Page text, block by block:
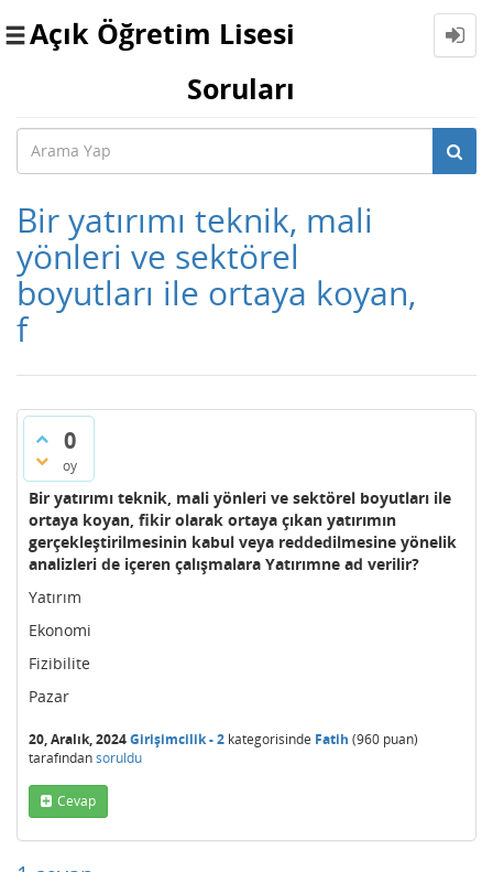
Toggle
Açık Öğretim Lisesi
Soruları
Bir yatırımı teknik, mali
yönleri ve sektörel
boyutları ile ortaya koyan,
f
0
oy
Bir yatırımı teknik, mali yönleri ve sektörel boyutları ile
ortaya koyan, fikir olarak ortaya çıkan yatırımın
gerçekleştirilmesinin kabul veya reddedilmesine yönelik
analizleri de içeren çalışmalara Yatırımne ad verilir?
Yatırım
Ekonomi
Fizibilite
Pazar
20, Aralık, 2024Girişimcilik - 2 kategorisinde Fatih (960 puan)
tarafındansoruldu
Cevap